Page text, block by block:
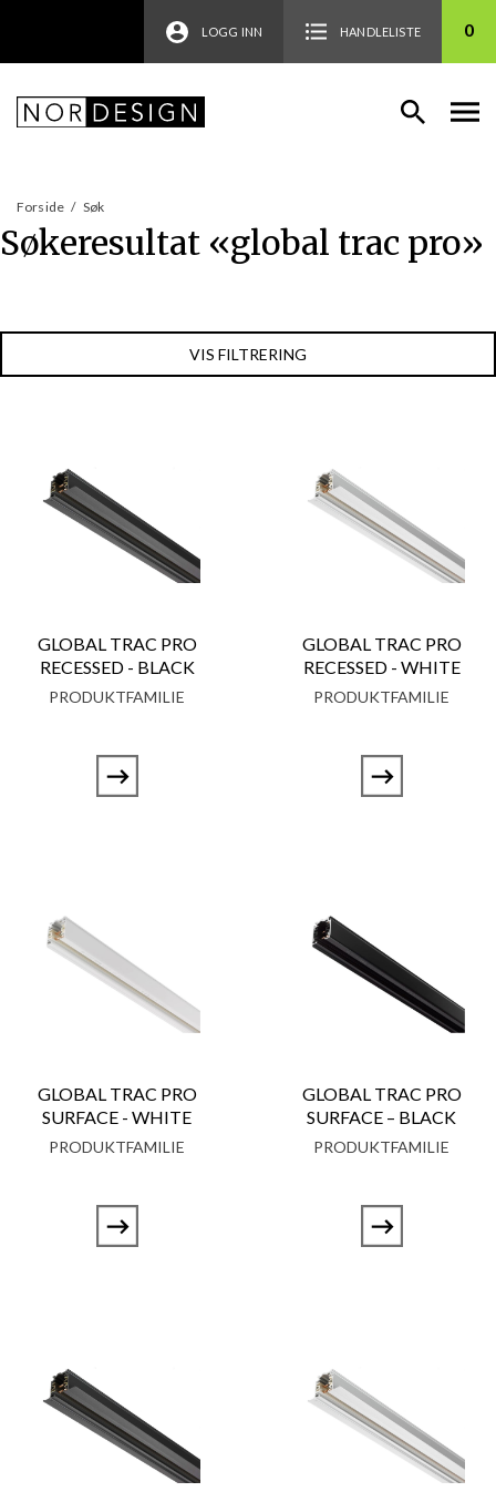
LOGG INN HANDLELISTE 0
Forside / Søk
Søkeresultat «global trac pro»
VIS FILTRERING
GLOBAL TRAC PRO
RECESSED - BLACK
PRODUKTFAMILIE
GLOBAL TRAC PRO
RECESSED - WHITE
PRODUKTFAMILIE
GLOBAL TRAC PRO
SURFACE - WHITE
PRODUKTFAMILIE
GLOBAL TRAC PRO
SURFACE – BLACK
PRODUKTFAMILIE